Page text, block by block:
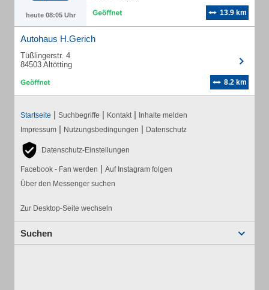
heute 08:05 Uhr 13.9 km
Autohaus H.Gerich
Tüßlingerstr. 4
84503 Altötting
8.2 km
Startseite | Suchbegriffe | Kontakt | Inhalte melden
Impressum | Nutzungsbedingungen | Datenschutz
Datenschutz-Einstellungen
Facebook - Fan werden | Auf Instagram folgen
Über den Messenger suchen
Zur Desktop-Seite wechseln
Suchen